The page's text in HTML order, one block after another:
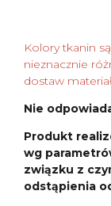
Kolory tkanin
nieznacznie
dostaw
Nie
Produkt
wg
związku z
odstąpienia